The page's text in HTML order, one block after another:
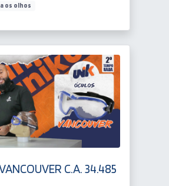
os olhos
C.A. 34.485